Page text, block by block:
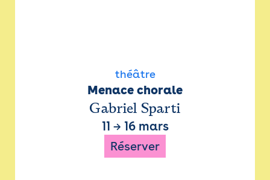
théâtre
Menace chorale
Gabriel Sparti
11 → 16 mars
Réserver